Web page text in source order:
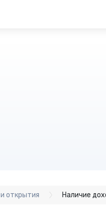
открытия Наличие